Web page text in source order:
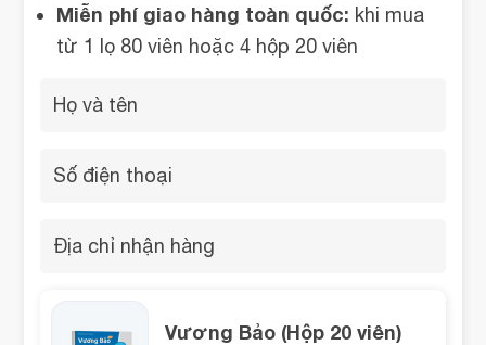
Miễn phí giao hàng toàn quốc: khi mua
từ 1 lọ 80 viên hoặc 4 hộp 20 viên
Vương Bảo (Hộp 20 viên)